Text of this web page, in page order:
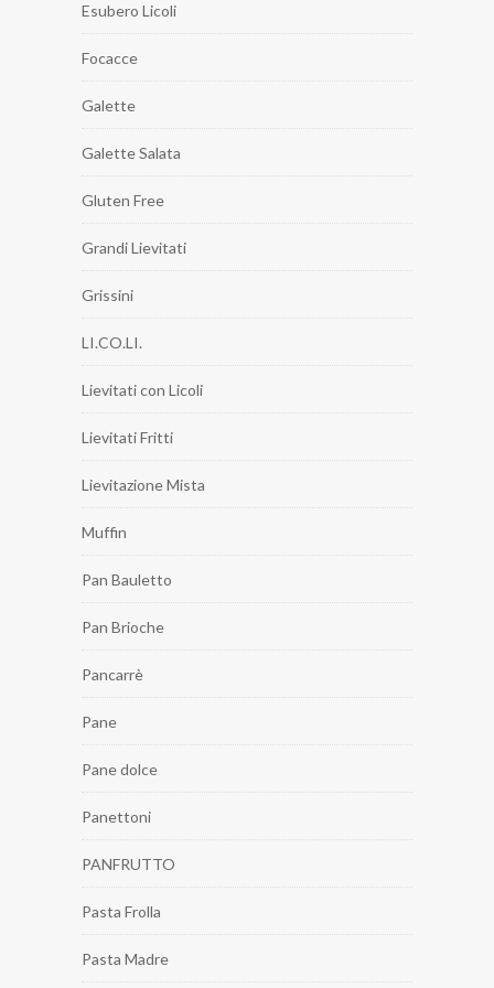
Esubero Licoli
Focacce
Galette
Galette Salata
Gluten Free
Grandi Lievitati
Grissini
LI.CO.LI.
Lievitati con Licoli
Lievitati Fritti
Lievitazione Mista
Muffin
Pan Bauletto
Pan Brioche
Pancarrè
Pane
Pane dolce
Panettoni
PANFRUTTO
Pasta Frolla
Pasta Madre